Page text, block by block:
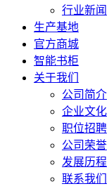
行业新闻
生产基地
官方商城
智能书柜
关于我们
公司简介
企业文化
职位招聘
公司荣誉
发展历程
联系我们